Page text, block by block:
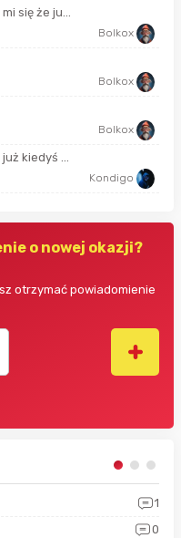
się że ju...
Bolkox
Bolkox
Bolkox
kiedyś ...
Kondigo
o nowej okazji?
otrzymać powiadomienie
1
0